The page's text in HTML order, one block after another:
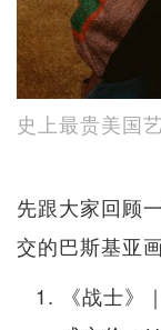
史上最贵美国
先跟大家回顾
交的巴斯基亚
《战士》